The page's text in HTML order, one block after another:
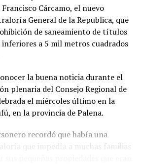
fue su presentación al
ya evaluamos aportar a
compra de un terreno que
de la escuela y así poder
media que todos anhelamos.»
al sueño educativo de esta
equipo profesional han hecho
a nuestra identidad. Son un
grandes liderazgos que hoy son
Cárcamo, el nuevo
General de la Republica, que
de saneamiento de títulos
a 5 mil metros cuadrados
la buena noticia durante el
plenaria del Consejo Regional de
el miércoles último en la
en la provincia de Palena.
recordó que había una
que impedía a muchas familias